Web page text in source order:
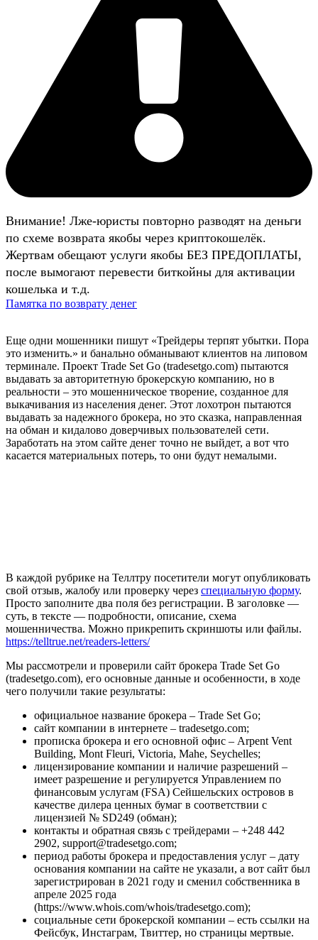
Внимание! Лже-юристы повторно разводят на деньги
по схеме возврата якобы через криптокошелёк.
Жертвам обещают услуги якобы БЕЗ ПРЕДОПЛАТЫ,
после вымогают перевести биткойны для активации
кошелька и т.д.
Памятка по возврату денег
Еще одни мошенники пишут «Трейдеры терпят убытки. Пора
это изменить.» и банально обманывают клиентов на липовом
терминале. Проект Trade Set Go (tradesetgo.com) пытаются
выдавать за авторитетную брокерскую компанию, но в
реальности – это мошенническое творение, созданное для
выкачивания из населения денег. Этот лохотрон пытаются
выдавать за надежного брокера, но это сказка, направленная
на обман и кидалово доверчивых пользователей сети.
Заработать на этом сайте денег точно не выйдет, а вот что
касается материальных потерь, то они будут немалыми.
В каждой рубрике на Теллтру посетители могут опубликовать
свой отзыв, жалобу или проверку через специальную форму.
Просто заполните два поля без регистрации. В заголовке —
суть, в тексте — подробности, описание, схема
мошенничества. Можно прикрепить скриншоты или файлы.
https://telltrue.net/readers-letters/
Мы рассмотрели и проверили сайт брокера Trade Set Go
(tradesetgo.com), его основные данные и особенности, в ходе
чего получили такие результаты:
официальное название брокера – Trade Set Go;
сайт компании в интернете – tradesetgo.com;
прописка брокера и его основной офис – Arpent Vent
Building, Mont Fleuri, Victoria, Mahe, Seychelles;
лицензирование компании и наличие разрешений –
имеет разрешение и регулируется Управлением по
финансовым услугам (FSA) Сейшельских островов в
качестве дилера ценных бумаг в соответствии с
лицензией № SD249 (обман);
контакты и обратная связь с трейдерами – +248 442
2902, support@tradesetgo.com;
период работы брокера и предоставления услуг – дату
основания компании на сайте не указали, а вот сайт был
зарегистрирован в 2021 году и сменил собственника в
апреле 2025 года
(https://www.whois.com/whois/tradesetgo.com);
социальные сети брокерской компании – есть ссылки на
Фейсбук, Инстаграм, Твиттер, но страницы мертвые.